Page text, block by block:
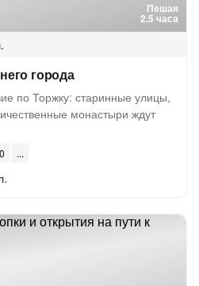
Пешая
2.5 часа
города
по Торжку: старинные улицы,
монастыри ждут